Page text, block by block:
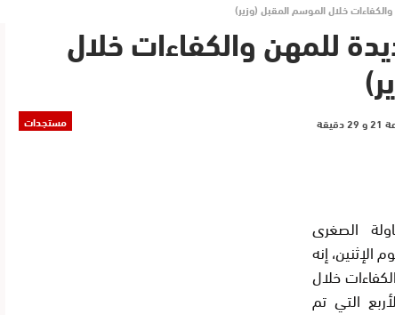
خلال الموسم المقبل (وزير)
للمهن والكفاءات خلال
مستجدات
الصغرى
إنه
خلال
التي تم